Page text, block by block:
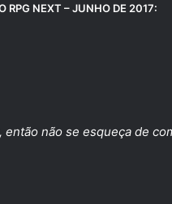
RPG NEXT – JUNHO DE 2017:
não se esqueça de